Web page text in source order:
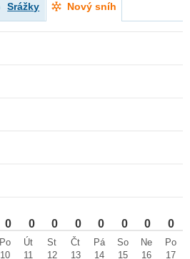
Srážky Nový sníh
0 0 0 0 0 0 0 0
Po
10
Út
11
St
12
Čt
13
Pá
14
So
15
Ne
16
Po
17